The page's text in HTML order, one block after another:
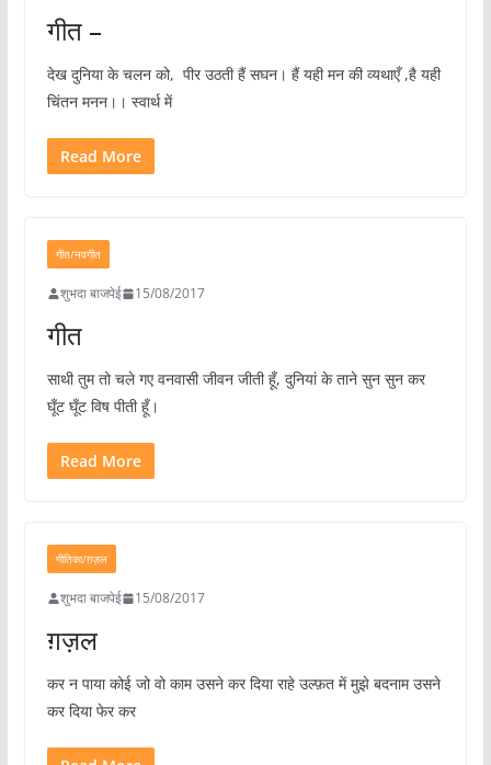
गीत –
देख दुनिया के चलन को, पीर उठती हैं सघन। हैं यही मन की व्यथाएँ ,है यही
चिंतन मनन।। स्वार्थ में
Read More
गीत/नवगीत
शुभदा बाजपेई 15/08/2017
गीत
साथी तुम तो चले गए वनवासी जीवन जीती हूँ, दुनियां के ताने सुन सुन कर
घूँट घूँट विष पीती हूँ।
Read More
गीतिका/ग़ज़ल
शुभदा बाजपेई 15/08/2017
ग़ज़ल
कर न पाया कोई जो वो काम उसने कर दिया राहे उल्फ़त में मुझे बदनाम उसने
कर दिया फेर कर